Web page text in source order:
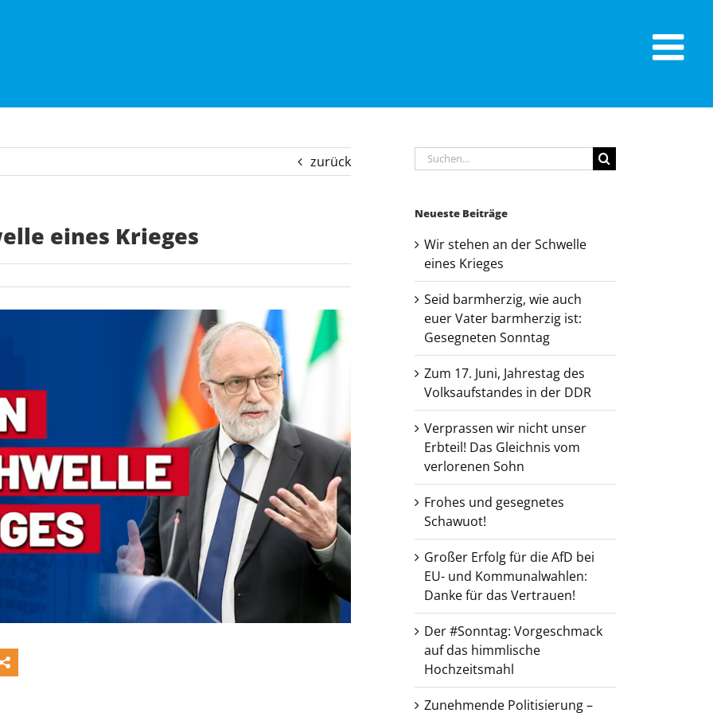
zurück
eines Krieges
Suche
nach:
Neueste Beiträge
Wir stehen an der Schwelle
eines Krieges
Seid barmherzig, wie auch
euer Vater barmherzig ist:
Gesegneten Sonntag
Zum 17. Juni, Jahrestag des
Volksaufstandes in der DDR
Verprassen wir nicht unser
Erbteil! Das Gleichnis vom
verlorenen Sohn
Frohes und gesegnetes
Schawuot!
Großer Erfolg für die AfD bei
EU- und Kommunalwahlen:
Danke für das Vertrauen!
Der #Sonntag: Vorgeschmack
auf das himmlische
Hochzeitsmahl
Zunehmende Politisierung –